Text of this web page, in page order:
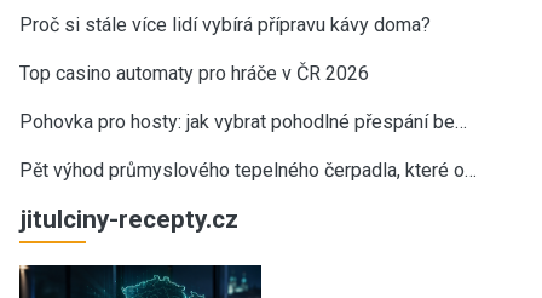
Proč si stále více lidí vybírá přípravu kávy doma?
Top casino automaty pro hráče v ČR 2026
Pohovka pro hosty: jak vybrat pohodlné přespání be…
Pět výhod průmyslového tepelného čerpadla, které o…
jitulciny-recepty.cz